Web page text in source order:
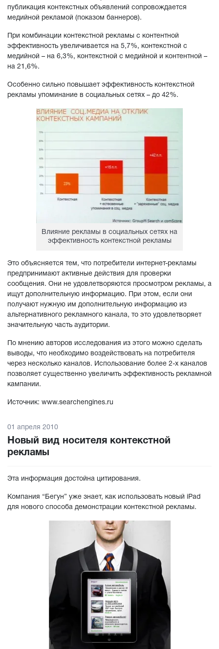
публикация контекстных объявлений сопровождается
медийной рекламой (показом баннеров).
При комбинации контекстной рекламы с контентной
эффективность увеличивается на 5,7%, контекстной с
медийной – на 6,3%, контекстной с медийной и контентной –
на 21,6%.
Особенно сильно повышает эффективность контекстной
рекламы упоминание в социальных сетях – до 42%.
Влияние рекламы в социальных сетях на
эффективность контекстной рекламы
Это объясняется тем, что потребители интернет-рекламы
предпринимают активные действия для проверки
сообщения. Они не удовлетворяются просмотром рекламы, а
ищут дополнительную информацию. При этом, если они
получают нужную им дополнительную информацию из
альтернативного рекламного канала, то это удовлетворяет
значительную часть аудитории.
По мнению авторов исследования из этого можно сделать
выводы, что необходимо воздействовать на потребителя
через несколько каналов. Использование более 2-х каналов
позволяет существенно увеличить эффективность рекламной
кампании.
Источник: www.searchengines.ru
01 апреля 2010
Новый вид носителя контекстной
рекламы
Эта информация достойна цитирования.
Компания “Бегун” уже знает, как использовать новый iPad
для нового способа демонстрации контекстной рекламы.